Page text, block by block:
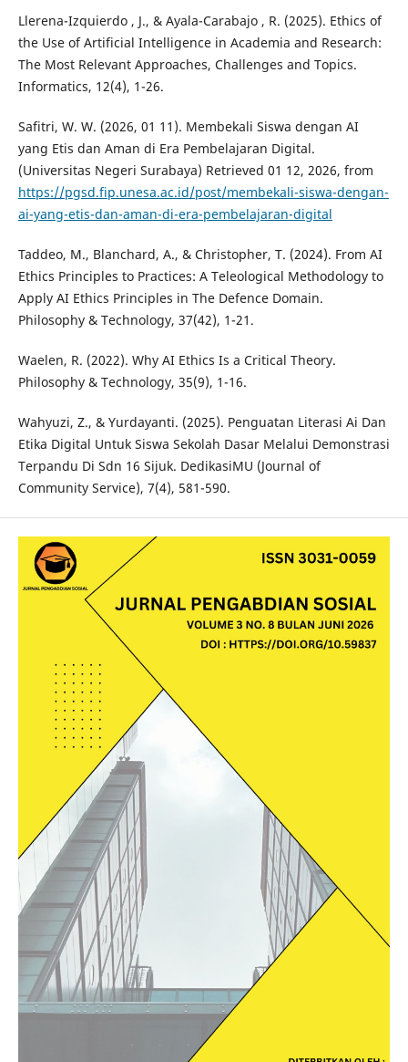
Llerena-Izquierdo , J., & Ayala-Carabajo , R. (2025). Ethics of
the Use of Artificial Intelligence in Academia and Research:
The Most Relevant Approaches, Challenges and Topics.
Informatics, 12(4), 1-26.
Safitri, W. W. (2026, 01 11). Membekali Siswa dengan AI
yang Etis dan Aman di Era Pembelajaran Digital.
(Universitas Negeri Surabaya) Retrieved 01 12, 2026, from
https://pgsd.fip.unesa.ac.id/post/membekali-siswa-dengan-
ai-yang-etis-dan-aman-di-era-pembelajaran-digital
Taddeo, M., Blanchard, A., & Christopher, T. (2024). From AI
Ethics Principles to Practices: A Teleological Methodology to
Apply AI Ethics Principles in The Defence Domain.
Philosophy & Technology, 37(42), 1-21.
Waelen, R. (2022). Why AI Ethics Is a Critical Theory.
Philosophy & Technology, 35(9), 1-16.
Wahyuzi, Z., & Yurdayanti. (2025). Penguatan Literasi Ai Dan
Etika Digital Untuk Siswa Sekolah Dasar Melalui Demonstrasi
Terpandu Di Sdn 16 Sijuk. DedikasiMU (Journal of
Community Service), 7(4), 581-590.